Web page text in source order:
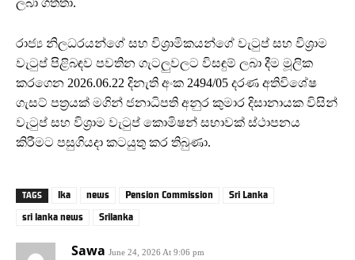
ලබා ගත්තා.
රාජ්‍ය නිලධරයන්ගේ සහ විශ්‍රාමිකයන්ගේ වැටුප් සහ විශ්‍රාම
වැටුප් පිළිබඳව පවතින ගැටලුවලට විසඳුම් ලබා දීම මූලික
කරගෙන 2026.06.22 දිනැති අංක 2494/05 දරණ අතිවිශේෂ
ගැසට් පත්‍රයක් මගින් ජනාධිපති අනුර කුමාර දිසානායක විසින්
වැටුප් සහ විශ්‍රාම වැටුප් කොමිෂන් සභාවක් ස්ථාපනය
කිරීමට පසුගියදා කටයුතු කර තිබුණා.
TAGS lka news Pension Commission
Sri Lanka
sri lanka news
Srilanka
Sawa June 24, 2026 At 9:06 pm